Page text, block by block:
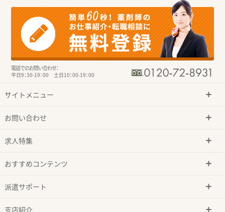
電話でのお問い合わせ：
平日9：30-19：00 土日10：00-19：00
サイトメニュー
お問い合わせ
求人特集
おすすめコンテンツ
派遣サポート
支店紹介